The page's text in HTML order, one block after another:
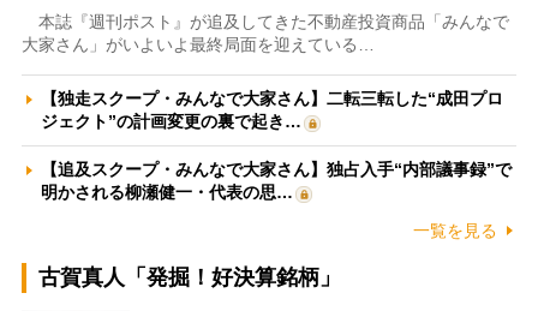
本誌『週刊ポスト』が追及してきた不動産投資商品「みんなで
大家さん」がいよいよ最終局面を迎えている…
【独走スクープ・みんなで大家さん】二転三転した“成田プロ
ジェクト”の計画変更の裏で起き…
【追及スクープ・みんなで大家さん】独占入手“内部議事録”で
明かされる柳瀬健一・代表の思…
一覧を見る
古賀真人「発掘！好決算銘柄」